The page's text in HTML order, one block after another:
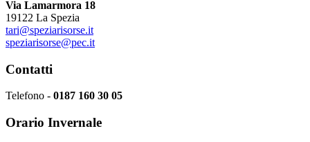
Via Lamarmora 18
19122 La Spezia
tari@speziarisorse.it
speziarisorse@pec.it
Contatti
Telefono - 0187 160 30 05
Orario Invernale